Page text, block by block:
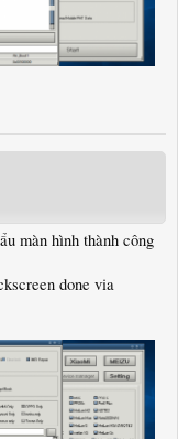
màn hình thành công
done via